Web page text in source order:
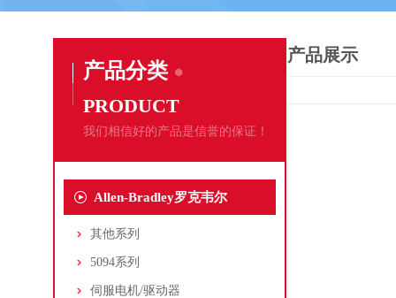
产品分类
PRODUCT
我们相信好的产品是信誉的保证！
Allen-Bradley罗克韦尔
其他系列
5094系列
伺服电机/驱动器
产品展示